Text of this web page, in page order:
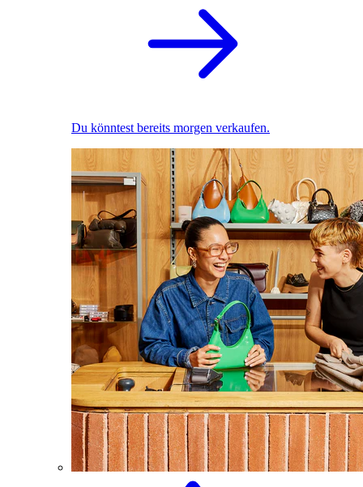
Du könntest bereits morgen verkaufen.